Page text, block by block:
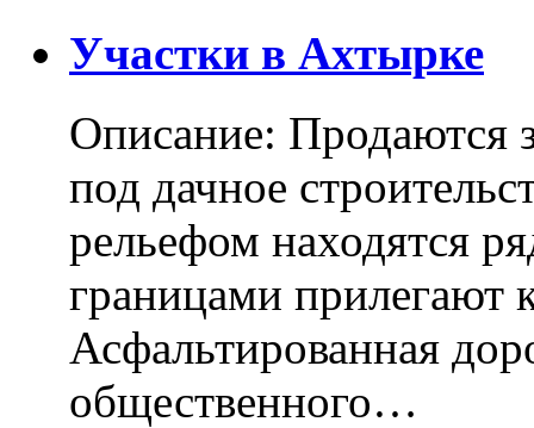
Участки в Ахтырке
Описание: Продаются
под дачное
рельефом находятся
границами прилегают
Асфальтированная
общественного…